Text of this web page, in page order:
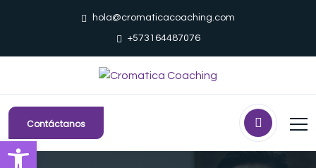
hola@cromaticacoaching.com
+573164487076
Contáctanos
Abrir barra de herramientas